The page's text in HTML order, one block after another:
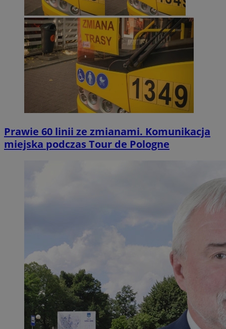
Prawie 60 linii ze zmianami. Komunikacja
miejska podczas Tour de Pologne